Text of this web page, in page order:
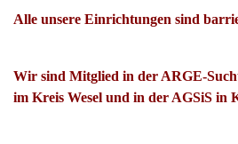
Alle unsere Einrichtungen sind
Wir sind Mitglied in der ARGE-
im Kreis Wesel und in der AGSiS in